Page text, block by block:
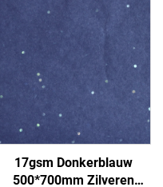
Fruit Kleding T-shirt
Schoenen
Verpakkingspapier
17gsm Donkerblauw
500*700mm Zilveren